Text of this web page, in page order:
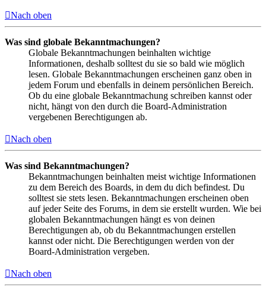
Nach oben
Was sind globale Bekanntmachungen?
Globale Bekanntmachungen beinhalten wichtige
Informationen, deshalb solltest du sie so bald wie möglich
lesen. Globale Bekanntmachungen erscheinen ganz oben in
jedem Forum und ebenfalls in deinem persönlichen Bereich.
Ob du eine globale Bekanntmachung schreiben kannst oder
nicht, hängt von den durch die Board-Administration
vergebenen Berechtigungen ab.
Nach oben
Was sind Bekanntmachungen?
Bekanntmachungen beinhalten meist wichtige Informationen
zu dem Bereich des Boards, in dem du dich befindest. Du
solltest sie stets lesen. Bekanntmachungen erscheinen oben
auf jeder Seite des Forums, in dem sie erstellt wurden. Wie bei
globalen Bekanntmachungen hängt es von deinen
Berechtigungen ab, ob du Bekanntmachungen erstellen
kannst oder nicht. Die Berechtigungen werden von der
Board-Administration vergeben.
Nach oben